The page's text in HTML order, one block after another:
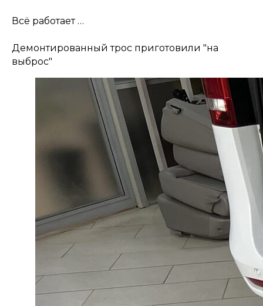
Всё работает …
Демонтированный трос приготовили "на
выброс"